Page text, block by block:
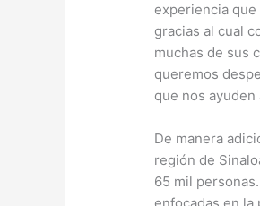
experiencia
gracias al cual
muchas de sus
queremos
que nos ayuden
De manera
región de
65 mil